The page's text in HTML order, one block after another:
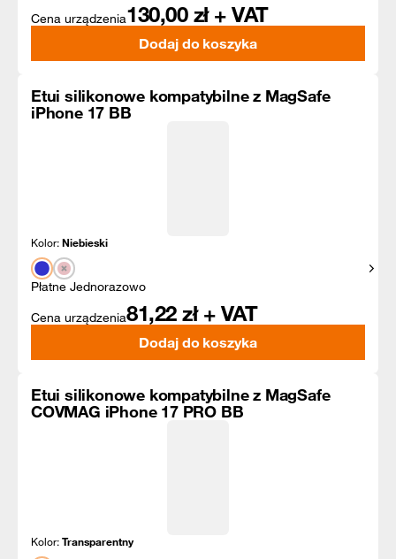
Cena urządzenia130,00 zł + VAT
Dodaj do koszyka
Etui silikonowe kompatybilne z MagSafe
iPhone 17 BB
Kolor:Niebieski
Płatne Jednorazowo
Cena urządzenia81,22 zł + VAT
Dodaj do koszyka
Etui silikonowe kompatybilne z MagSafe
COVMAG iPhone 17 PRO BB
Kolor:Transparentny